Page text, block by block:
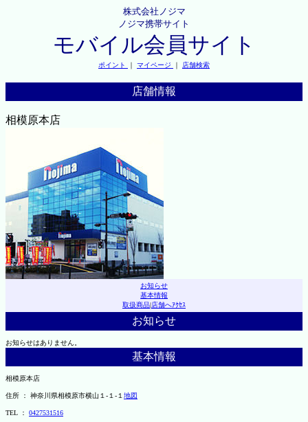
株式会社ノジマ
ノジマ携帯サイト
モバイル会員サイト
ポイント ｜ マイページ ｜ 店舗検索
店舗情報
相模原本店
お知らせ
基本情報
取扱商品|店舗へｱｸｾｽ
お知らせ
お知らせはありません。
基本情報
相模原本店
住所 ： 神奈川県相模原市横山１-１-１ 地図
TEL ： 0427531516